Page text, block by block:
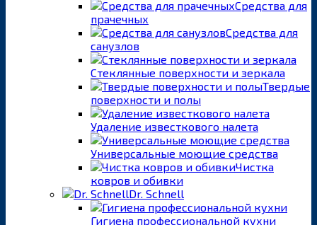
Средства для
прачечных
Средства для
санузлов
Стеклянные поверхности и зеркала
Твердые
поверхности и полы
Удаление известкового налета
Универсальные моющие средства
Чистка
ковров и обивки
Dr. Schnell
Гигиена профессиональной кухни